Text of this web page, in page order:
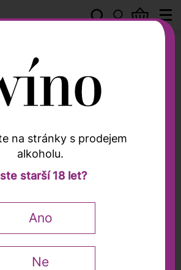
"Chatel
Vallée d'Aoste
Grosjean
na stránky s prodejem
alkoholu.
starší 18 let?
Ano
Ne